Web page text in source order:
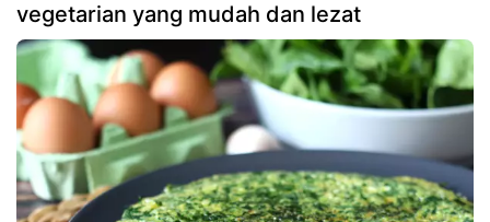
vegetarian yang mudah dan lezat